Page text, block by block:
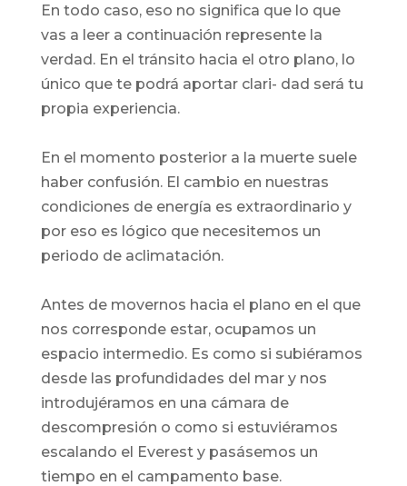
En todo caso, eso no significa que lo que
vas a leer a continuación represente la
verdad. En el tránsito hacia el otro plano, lo
único que te podrá aportar clari- dad será tu
propia experiencia.
En el momento posterior a la muerte suele
haber confusión. El cambio en nuestras
condiciones de energía es extraordinario y
por eso es lógico que necesitemos un
periodo de aclimatación.
Antes de movernos hacia el plano en el que
nos corresponde estar, ocupamos un
espacio intermedio. Es como si subiéramos
desde las profundidades del mar y nos
introdujéramos en una cámara de
descompresión o como si estuviéramos
escalando el Everest y pasásemos un
tiempo en el campamento base.